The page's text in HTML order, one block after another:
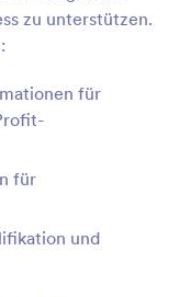
zu unterstützen.
für
für
und